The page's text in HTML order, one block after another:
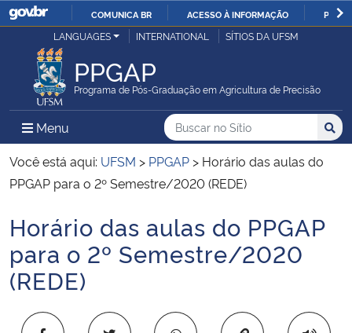
IR
COMUNICA BR ACESSO À INFORMAÇÃO
Ministério da Justiça e Segurança Pública
Ministério da Defesa
Ministério das Relações Exteriores
Ministério da Infraestrutura
Ministério da Agricultura, Pecuária e Abastecimento
Ministério da Educação
LANGUAGES INTERNATIONAL SÍTIOS DA UFSM
PPGAP
Programa de Pós-Graduação em Agricultura de Precisão
Menu Menu Principal do Sítio
Busca
Buscar no no Sítio
Busca:
Você está aqui: UFSM > PPGAP > Horário das aulas do
PPGAP para o 2º Semestre/2020 (REDE)
Início do conteúdo
Horário das aulas do PPGAP
para o 2º Semestre/2020
(REDE)